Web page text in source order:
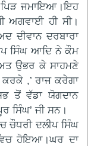
ਪਿੜ ਜਮਾਇਆ।ਇਹ
ਹੀ ਸੀ।
ਦੀਵਾਨ ਦਰਬਾਰਾ
ਸਿੰਘ ਆਦਿ ਨੇ ਕੌਮ
ਉਭਰ ਕੇ ਸਾਹਮਣੇ
,’ ਰਾਜ ਕਰੇਗਾ
ਤੋਂ ਵੱਡਾ ਯੋਗਦਾਨ
ਸਿੰਘ’ ਜੀ ਸਨ।
ਚੌਧਰੀ ਦਲੀਪ ਸਿੰਘ
ਹੋਇਆ।ਘਰ ਦਾ